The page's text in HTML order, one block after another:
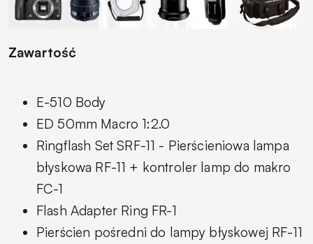
Zawartość
E-510 Body
ED 50mm Macro 1:2.0
Ringflash Set SRF-11 - Pierścieniowa lampa
błyskowa RF-11 + kontroler lamp do makro
FC-1
Flash Adapter Ring FR-1
Pierścien pośredni do lampy błyskowej RF-11